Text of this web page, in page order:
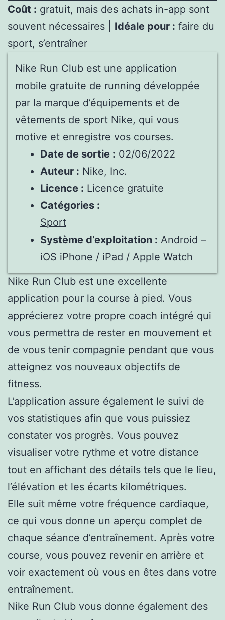
Coût : gratuit, mais des achats in-app sont
souvent nécessaires | Idéale pour : faire du
sport, s’entraîner
Nike Run Club est une application
mobile gratuite de running développée
par la marque d’équipements et de
vêtements de sport Nike, qui vous
motive et enregistre vos courses.
Date de sortie : 02/06/2022
Auteur : Nike, Inc.
Licence : Licence gratuite
Catégories :
Sport
Système d’exploitation : Android –
iOS iPhone / iPad / Apple Watch
Nike Run Club est une excellente
application pour la course à pied. Vous
apprécierez votre propre coach intégré qui
vous permettra de rester en mouvement et
de vous tenir compagnie pendant que vous
atteignez vos nouveaux objectifs de
fitness.
L’application assure également le suivi de
vos statistiques afin que vous puissiez
constater vos progrès. Vous pouvez
visualiser votre rythme et votre distance
tout en affichant des détails tels que le lieu,
l’élévation et les écarts kilométriques.
Elle suit même votre fréquence cardiaque,
ce qui vous donne un aperçu complet de
chaque séance d’entraînement. Après votre
course, vous pouvez revenir en arrière et
voir exactement où vous en êtes dans votre
entraînement.
Nike Run Club vous donne également des